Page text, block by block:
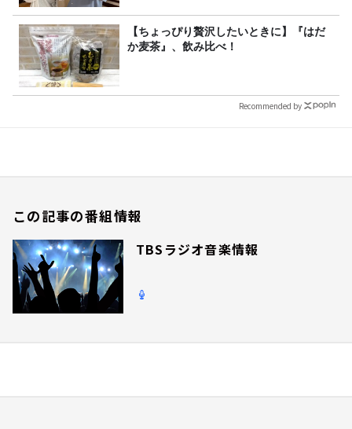
【ちょっぴり贅沢したいときに】『はだ
か麦茶』、飲み比べ！
Recommended by
この記事の番組情報
TBSラジオ音楽情報